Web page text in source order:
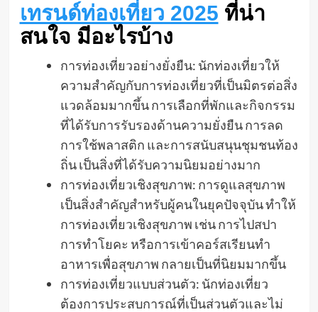
เทรนด์ท่องเที่ยว 2025 ที่น่า
สนใจ มีอะไรบ้าง
การท่องเที่ยวอย่างยั่งยืน: นักท่องเที่ยวให้
ความสำคัญกับการท่องเที่ยวที่เป็นมิตรต่อสิ่ง
แวดล้อมมากขึ้น การเลือกที่พักและกิจกรรม
ที่ได้รับการรับรองด้านความยั่งยืน การลด
การใช้พลาสติก และการสนับสนุนชุมชนท้อง
ถิ่น เป็นสิ่งที่ได้รับความนิยมอย่างมาก
การท่องเที่ยวเชิงสุขภาพ: การดูแลสุขภาพ
เป็นสิ่งสำคัญสำหรับผู้คนในยุคปัจจุบัน ทำให้
การท่องเที่ยวเชิงสุขภาพ เช่น การไปสปา
การทำโยคะ หรือการเข้าคอร์สเรียนทำ
อาหารเพื่อสุขภาพ กลายเป็นที่นิยมมากขึ้น
การท่องเที่ยวแบบส่วนตัว: นักท่องเที่ยว
ต้องการประสบการณ์ที่เป็นส่วนตัวและไม่